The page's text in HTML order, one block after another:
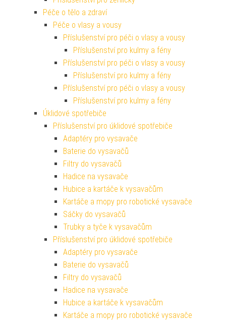
Péče o tělo a zdraví
Péče o vlasy a vousy
Příslušenství pro péči o vlasy a vousy
Příslušenství pro kulmy a fény
Příslušenství pro péči o vlasy a vousy
Příslušenství pro kulmy a fény
Příslušenství pro péči o vlasy a vousy
Příslušenství pro kulmy a fény
Úklidové spotřebiče
Příslušenství pro úklidové spotřebiče
Adaptéry pro vysavače
Baterie do vysavačů
Filtry do vysavačů
Hadice na vysavače
Hubice a kartáče k vysavačům
Kartáče a mopy pro robotické vysavače
Sáčky do vysavačů
Trubky a tyče k vysavačům
Příslušenství pro úklidové spotřebiče
Adaptéry pro vysavače
Baterie do vysavačů
Filtry do vysavačů
Hadice na vysavače
Hubice a kartáče k vysavačům
Kartáče a mopy pro robotické vysavače